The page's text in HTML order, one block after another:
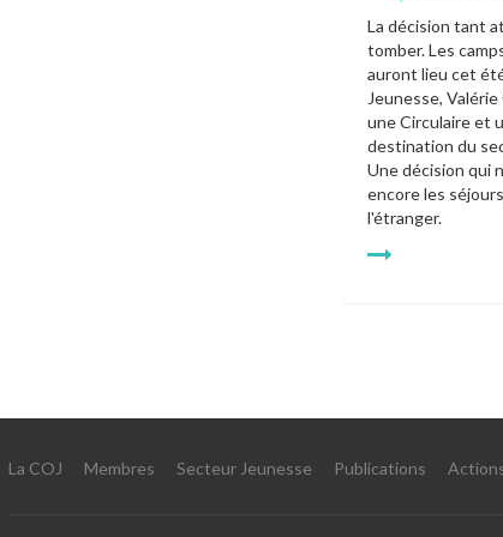
La décision tant
tomber. Les
auront lieu cet
Jeunesse,
une Circulaire et
destination du
Une décision qui
encore les
l'étranger.
La COJ Membres Secteur Jeunesse Publications